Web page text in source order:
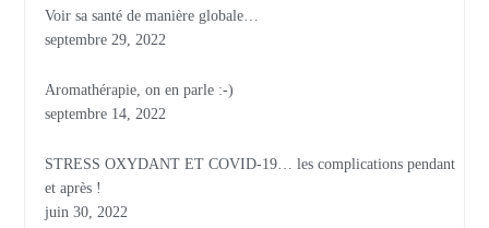
Voir sa santé de manière globale…
septembre 29, 2022
Aromathérapie, on en parle :-)
septembre 14, 2022
STRESS OXYDANT ET COVID-19… les complications pendant
et après !
juin 30, 2022